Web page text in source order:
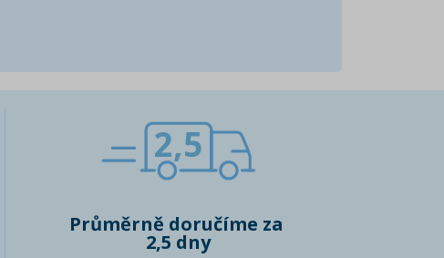
2,5
Průměrně doručíme za
2,5 dny